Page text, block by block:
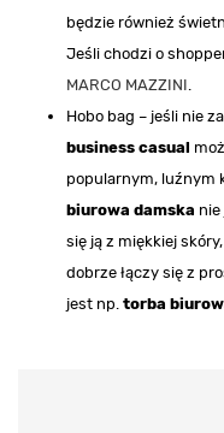
będzie również
Jeśli chodzi o
MARCO MAZZINI
Hobo bag – jeśli nie
business casual
popularnym, luźnym
biurowa damska
się ją z miękkiej
dobrze łączy się z
jest np. torba